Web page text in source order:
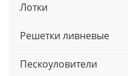
Лотки
Решетки ливневые
Пескоуловители